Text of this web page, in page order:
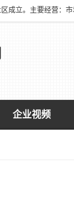
企业视频